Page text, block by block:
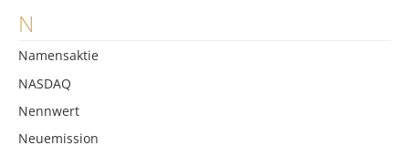
N
Namensaktie
NASDAQ
Nennwert
Neuemission